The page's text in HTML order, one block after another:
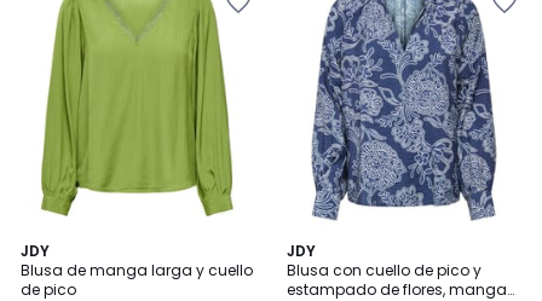
JDY
Blusa de manga larga y cuello
de pico
JDY
Blusa con cuello de pico y
estampado de flores, manga